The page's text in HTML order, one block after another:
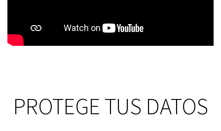
PROTEGE TUS DATOS